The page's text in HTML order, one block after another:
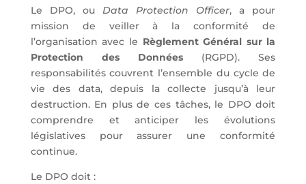
Le DPO, ou Data Protection Officer, a pour
mission de veiller à la conformité de
l’organisation avec le Règlement Général sur la
Protection des Données (RGPD). Ses
responsabilités couvrent l’ensemble du cycle de
vie des data, depuis lacollecte jusqu’à leur
destruction. En plus de ces tâches, le DPO doit
comprendre et anticiper les évolutions
législatives pour assurer une conformité
continue.
Le DPO doit :